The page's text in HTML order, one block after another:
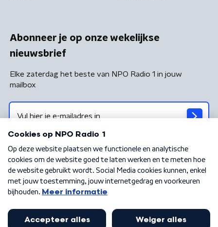
Abonneer je op onze wekelijkse
nieuwsbrief
Elke zaterdag het beste van NPO Radio 1 in jouw
mailbox
Algemene voorwaarden